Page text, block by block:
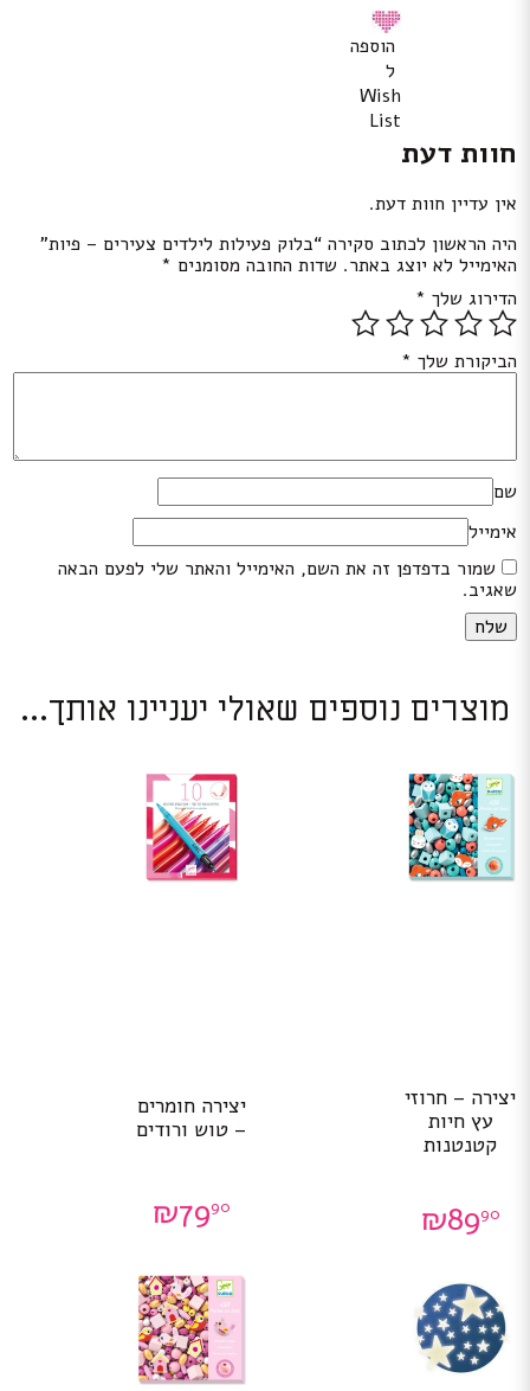
הוספה
ל
Wish
List
חוות דעת
אין עדיין חוות דעת.
היה הראשון לכתוב סקירה “בלוק פעילות לילדים צעירים – פיות”
האימייל לא יוצג באתר. שדות החובה מסומנים *
הדירוג שלך *
הביקורת שלך *
שם
אימייל
שמור בדפדפן זה את השם, האימייל והאתר שלי לפעם הבאה
שאגיב.
מוצרים נוספים שאולי יעניינו אותך...
יצירה – חרוזי
עץ חיות
קטנטנות
₪8990
יצירה חומרים
– טוש ורודים
₪7990